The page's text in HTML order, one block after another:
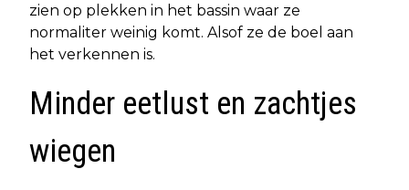
zien op plekken in het bassin waar ze
normaliter weinig komt. Alsof ze de boel aan
het verkennen is.
Minder eetlust en zachtjes
wiegen